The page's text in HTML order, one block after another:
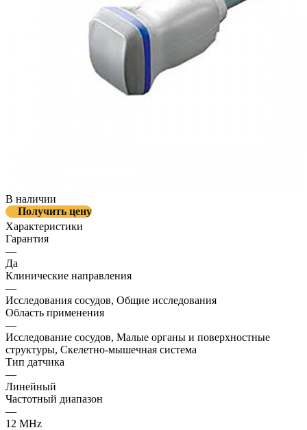
В наличии
Получить цену
Характеристики
Гарантия
—
Да
Клинические направления
—
Исследования сосудов, Общие исследования
Область применения
—
Исследование сосудов, Малые органы и поверхностные
структуры, Скелетно-мышечная система
Тип датчика
—
Линейный
Частотный диапазон
—
12 MHz